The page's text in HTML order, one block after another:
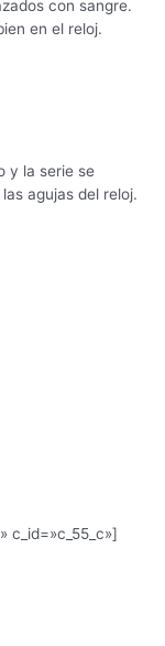
con sangre.
en el reloj.
y la serie se
agujas del reloj.
c_id=»c_55_c»]